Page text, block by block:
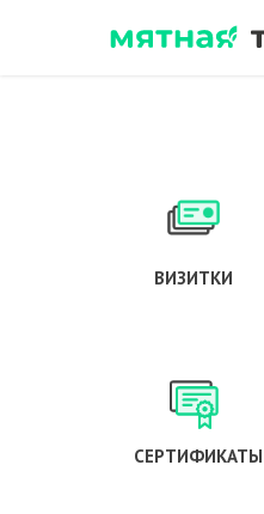
СЕРТИФИКАТЫ
ВИЗИТКИ